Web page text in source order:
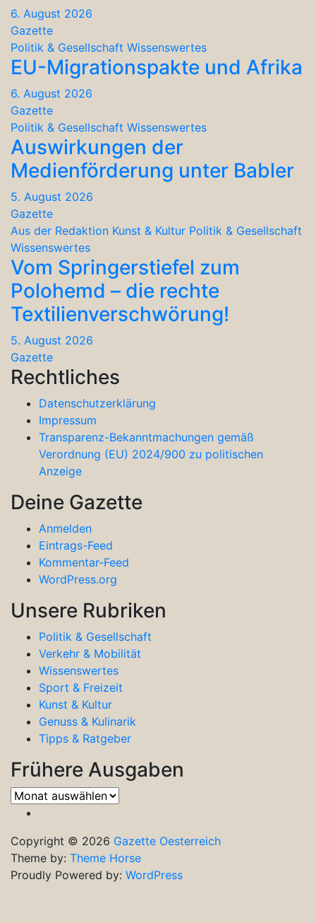
6. August 2026
Gazette
Politik & Gesellschaft Wissenswertes
EU-Migrationspakte und Afrika
6. August 2026
Gazette
Politik & Gesellschaft Wissenswertes
Auswirkungen der
Medienförderung unter Babler
5. August 2026
Gazette
Aus der Redaktion Kunst & Kultur Politik & Gesellschaft
Wissenswertes
Vom Springerstiefel zum
Polohemd – die rechte
Textilienverschwörung!
5. August 2026
Gazette
Rechtliches
Datenschutzerklärung
Impressum
Transparenz-Bekanntmachungen gemäß
Verordnung (EU) 2024/900 zu politischen
Anzeige
Deine Gazette
Anmelden
Eintrags-Feed
Kommentar-Feed
WordPress.org
Unsere Rubriken
Politik & Gesellschaft
Verkehr & Mobilität
Wissenswertes
Sport & Freizeit
Kunst & Kultur
Genuss & Kulinarik
Tipps & Ratgeber
Frühere Ausgaben
Frühere
Ausgaben
Copyright © 2026 Gazette Oesterreich
Theme by: Theme Horse
Proudly Powered by: WordPress